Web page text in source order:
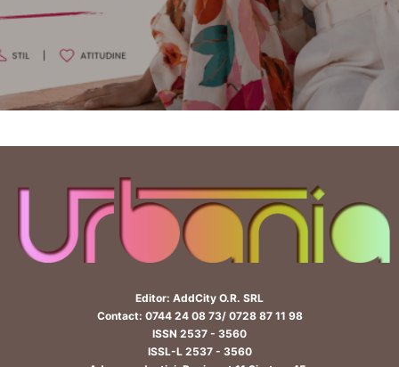
Editor: AddCity O.R. SRL
Contact: 0744 24 08 73/ 0728 87 11 98
ISSN 2537 - 3560
ISSL-L 2537 - 3560